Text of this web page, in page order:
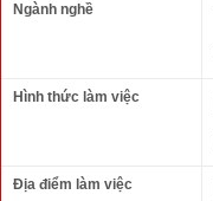
Ngành nghề
Hình thức làm việc
Địa điểm làm việc